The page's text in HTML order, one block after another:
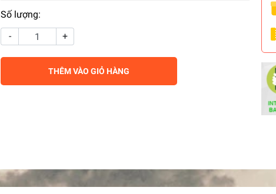
Số lượng:
-
+
THÊM VÀO GIỎ HÀNG